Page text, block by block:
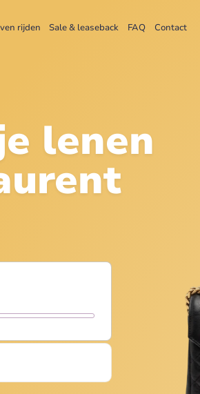
rijden Sale & leaseback FAQ Contact
lenen